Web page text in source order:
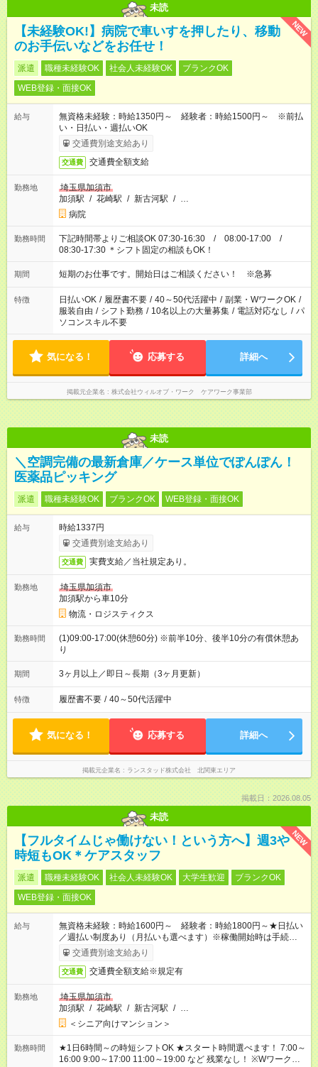
未読
NEW
【未経験OK!】病院で車いすを押したり、移動
のお手伝いなどをお任せ！
派遣 職種未経験OK 社会人未経験OK
ブランクOK
WEB登録・面接OK
給与
無資格未経験：時給1350円～ 経験者：時給1500円～ ※前払
い・日払い・週払いOK
交通費別途支給あり
交通費 交通費全額支給
勤務地
埼玉県加須市
加須駅 / 花崎駅 / 新古河駅 / …
病院
勤務時間
下記時間帯よりご相談OK 07:30-16:30 / 08:00-17:00 /
08:30-17:30 ＊シフト固定の相談もOK！
期間 短期のお仕事です。開始日はご相談ください！ ※急募
特徴 日払いOK / 履歴書不要 / 40～50代活躍中 / 副業・WワークOK /
服装自由 / シフト勤務 / 10名以上の大量募集 / 電話対応なし / パ
ソコンスキル不要
気になる！ 応募する 詳細へ
掲載元企業名 株式会社ウィルオブ・ワーク ケアワーク事業部
未読
＼空調完備の最新倉庫／ケース単位でぽんぽん！
医薬品ピッキング
派遣 職種未経験OK ブランクOK WEB登録・面接OK
給与
時給1337円
交通費別途支給あり
交通費 実費支給／当社規定あり。
勤務地
埼玉県加須市
加須駅から車10分
物流・ロジスティクス
勤務時間
(1)09:00-17:00(休憩60分) ※前半10分、後半10分の有償休憩あ
り
期間 3ヶ月以上／即日～長期（3ヶ月更新）
特徴 履歴書不要 / 40～50代活躍中
気になる！ 応募する 詳細へ
掲載元企業名 ランスタッド株式会社 北関東エリア
掲載日：2026.08.05
未読
NEW
【フルタイムじゃ働けない！という方へ】週3や
時短もOK＊ケアスタッフ
派遣 職種未経験OK 社会人未経験OK 大学生歓迎
ブランクOK
WEB登録・面接OK
給与
無資格未経験：時給1600円～ 経験者：時給1800円～★日払い
／週払い制度あり（月払いも選べます）※稼働開始時は手続き完
了次第のお支払いとなります。
交通費別途支給あり
交通費 交通費全額支給※規定有
勤務地
埼玉県加須市
加須駅 / 花崎駅 / 新古河駅 / …
＜シニア向けマンション＞
勤務時間
★1日6時間～の時短シフトOK ★スタート時間選べます！ 7:00～
16:00 9:00～17:00 11:00～19:00 など 残業なし！ ※Wワークの